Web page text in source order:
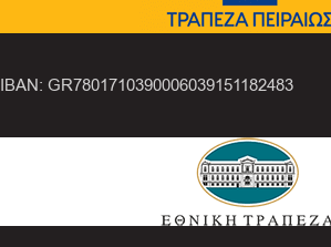
IBAN: GR7801710390006039151182483